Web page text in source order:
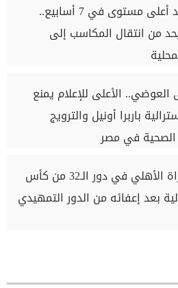
الذهب عند أعلى مستوى في 7 أسابيع..
من انتقال المكاسب إلى
الأعلى للإعلام يمنع
باربرا أونيل والترويج
الصحية في مصر
موعد مباراة الأهلي في دور الـ32 من كأس
بعد إعفائه من الدور التمهيدي